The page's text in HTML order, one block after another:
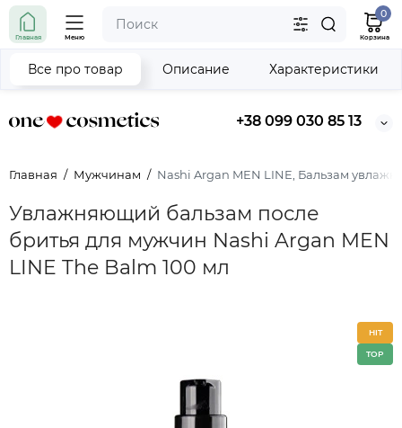
+38 099 030 85 13
Главная Меню
0
Корзина
Главная Мужчинам Nashi Argan MEN LINE, Бальзам
Увлажняющий бальзам после
бритья для мужчин Nashi Argan MEN
LINE The Balm 100 мл
Все про товар Описание Характеристики
HIT
TOP